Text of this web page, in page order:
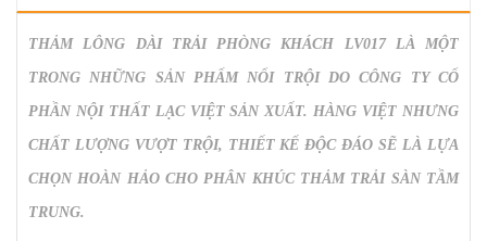
THẢM LÔNG DÀI TRẢI PHÒNG KHÁCH LV017 LÀ MỘT
TRONG NHỮNG SẢN PHẨM NỔI TRỘI DO CÔNG TY CỔ
PHẦN NỘI THẤT LẠC VIỆT SẢN XUẤT. HÀNG VIỆT NHƯNG
CHẤT LƯỢNG VƯỢT TRỘI, THIẾT KẾ ĐỘC ĐÁO SẼ LÀ LỰA
CHỌN HOÀN HẢO CHO PHÂN KHÚC THẢM TRẢI SÀN TẦM
TRUNG.